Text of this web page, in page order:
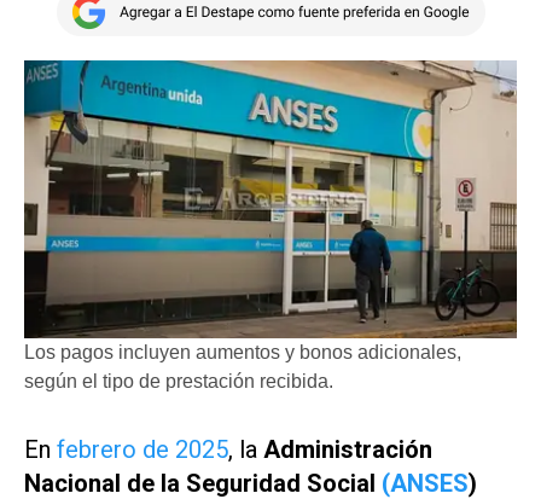
Los pagos incluyen aumentos y bonos adicionales,
según el tipo de prestación recibida.
En febrero de 2025, la Administración
Nacional de la Seguridad Social (ANSES)